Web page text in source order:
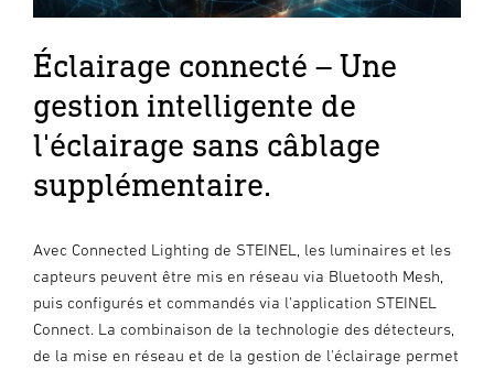
Éclairage connecté – Une
gestion intelligente de
l'éclairage sans câblage
supplémentaire.
Avec Connected Lighting de STEINEL, les luminaires et les
capteurs peuvent être mis en réseau via Bluetooth Mesh,
puis configurés et commandés via l'application STEINEL
Connect. La combinaison de la technologie des détecteurs,
de la mise en réseau et de la gestion de l'éclairage permet